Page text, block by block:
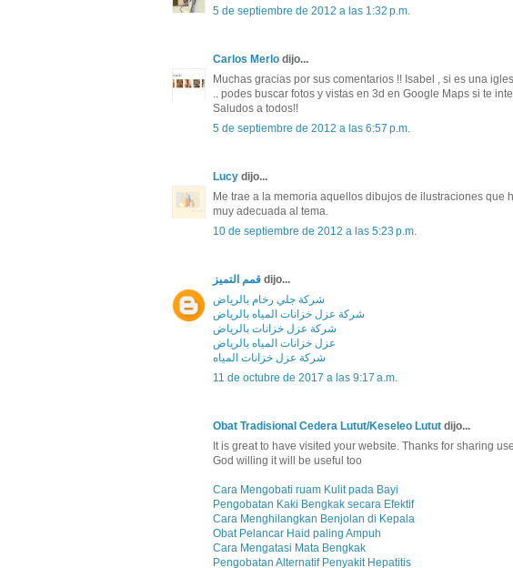
5 de septiembre de 2012 a las 1:32 p.m.
Carlos Merlo dijo...
Muchas gracias por sus comentarios !! Isabel , si es una
.. podes buscar fotos y vistas en 3d en Google Maps si te
Saludos a todos!!
5 de septiembre de 2012 a las 6:57 p.m.
Lucy dijo...
Me trae a la memoria aquellos dibujos de ilustraciones
muy adecuada al tema.
10 de septiembre de 2012 a las 5:23 p.m.
قمم التميز dijo...
شركة جلي رخام بالرياض
شركة عزل خزانات المياه بالرياض
شركة عزل خزانات بالرياض
عزل خزانات المياه بالرياض
شركة عزل خزانات المياه
11 de octubre de 2017 a las 9:17 a.m.
Obat Tradisional Cedera Lutut/Keseleo Lutut dijo...
It is great to have visited your website. Thanks for sharing
God willing it will be useful too
Cara Mengobati ruam Kulit pada Bayi
Pengobatan Kaki Bengkak secara Efektif
Cara Menghilangkan Benjolan di Kepala
Obat Pelancar Haid paling Ampuh
Cara Mengatasi Mata Bengkak
Pengobatan Alternatif Penyakit Hepatitis